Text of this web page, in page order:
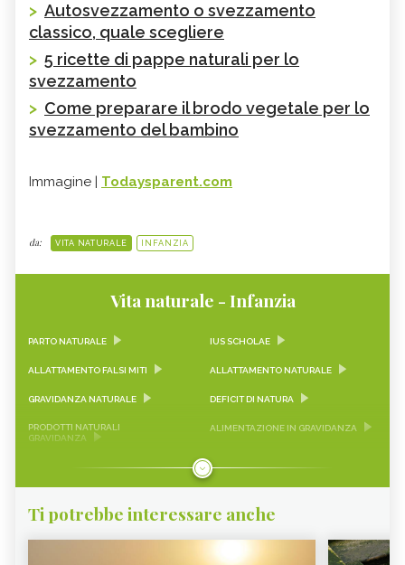
> Autosvezzamento o svezzamento
classico, quale scegliere
> 5 ricette di pappe naturali per lo
svezzamento
> Come preparare il brodo vegetale per lo
svezzamento del bambino
Immagine | Todaysparent.com
da: VITA NATURALE INFANZIA
Vita naturale - Infanzia
PARTO NATURALE IUS SCHOLAE
ALLATTAMENTO FALSI MITI ALLATTAMENTO NATURALE
GRAVIDANZA NATURALE DEFICIT DI NATURA
PRODOTTI NATURALI
GRAVIDANZA
ALIMENTAZIONE IN GRAVIDANZA
ALIMENTAZIONE PER
TOXOPLASMOSI GRAVIDANZA
SONNO BAMBINI CRESCITA BAMBINI
Ti potrebbe interessare anche